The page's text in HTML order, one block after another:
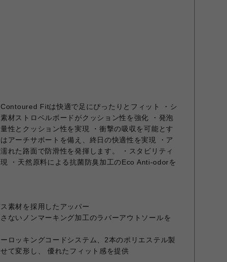
Contoured Fitは快適で足にぴったりとフィット ・シ
材ストロベルボードがクッション性を強化 ・発泡
性とクッション性を実現 ・衝撃の吸収を可能とす
アーチサポートを備え、終日の快適性を実現 ・ア
れた路面で防滑性を発揮します。 ・スタビリティ
・天然原料による抗菌防臭加工のEco Anti-odorを
素材を採用したアッパー
ないノンマーキング加工のラバーアウトソールを
ロッキングコードシステム、2本のポリエステル製
て変形し、 優れたフィット感を提供